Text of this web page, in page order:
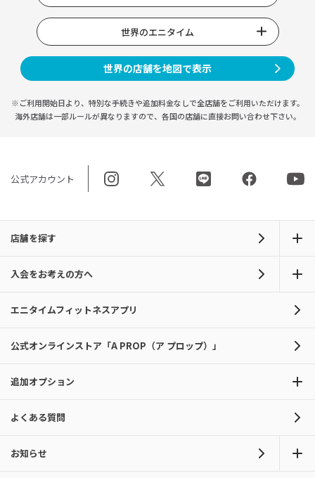
世界のエニタイム
世界の店舗を地図で表示
※ご利用開始日より、特別な手続きや追加料金なしで全店舗をご利用いただけます。
海外店舗は一部ルールが異なりますので、 各国の店舗に直接お問い合わせ下さい。
公式アカウント
店舗を探す
入会をお考えの方へ
エニタイムフィットネスアプリ
公式オンラインストア「A PROP（ア プロップ）」
追加オプション
よくある質問
お知らせ